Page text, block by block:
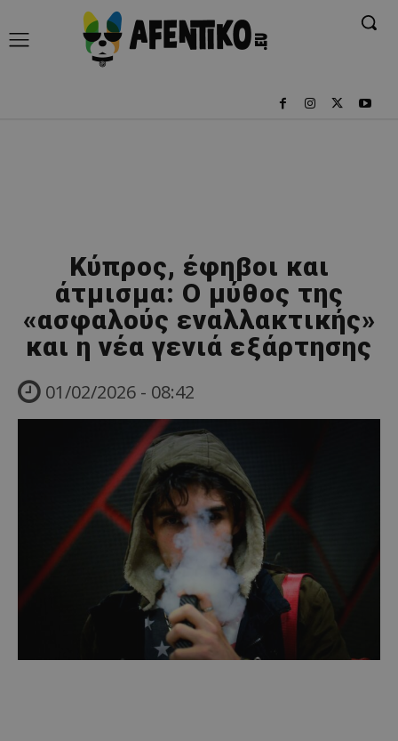
Κύπρος, έφηβοι και
άτμισμα: Ο μύθος της
«ασφαλούς εναλλακτικής»
και η νέα γενιά εξάρτησης
01/02/2026 - 08:42